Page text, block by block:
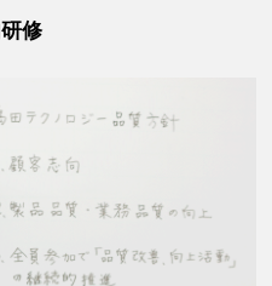
修